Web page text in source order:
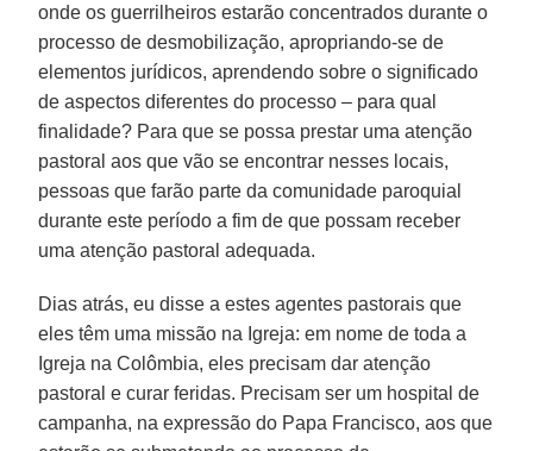
onde os guerrilheiros estarão concentrados durante o
processo de desmobilização, apropriando-se de
elementos jurídicos, aprendendo sobre o significado
de aspectos diferentes do processo – para qual
finalidade? Para que se possa prestar uma atenção
pastoral aos que vão se encontrar nesses locais,
pessoas que farão parte da comunidade paroquial
durante este período a fim de que possam receber
uma atenção pastoral adequada.
Dias atrás, eu disse a estes agentes pastorais que
eles têm uma missão na Igreja: em nome de toda a
Igreja na Colômbia, eles precisam dar atenção
pastoral e curar feridas. Precisam ser um hospital de
campanha, na expressão do Papa Francisco, aos que